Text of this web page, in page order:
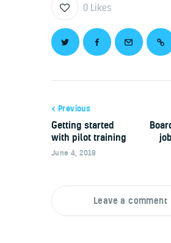
0 Likes
Previous
Getting started
with pilot training
June 4, 2019
Leave a comment